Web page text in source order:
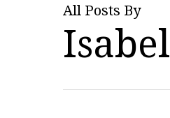
All Posts By